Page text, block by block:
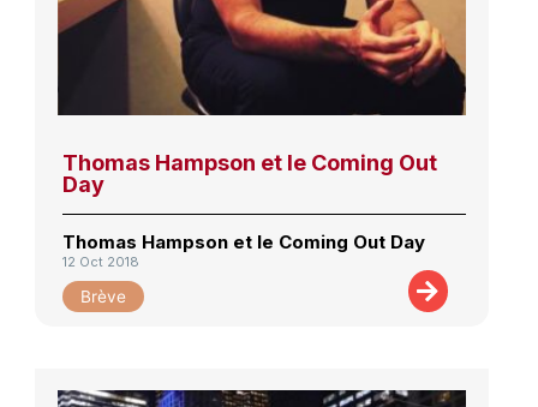
Thomas Hampson et le Coming Out
Day
Thomas Hampson et le Coming Out Day
12 Oct 2018
Brève